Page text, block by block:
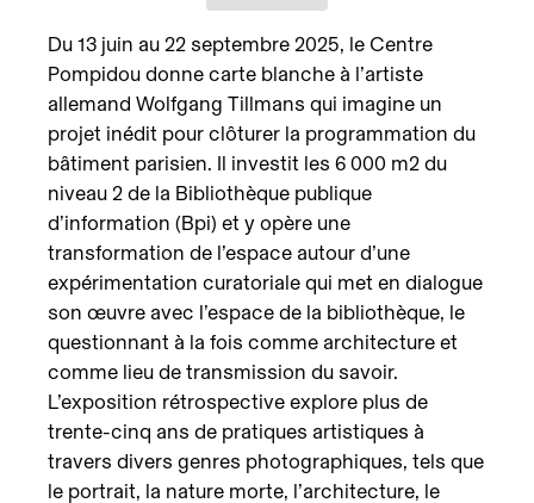
Du 13 juin au 22 septembre 2025, le Centre
Pompidou donne carte blanche à l’artiste
allemand Wolfgang Tillmans qui imagine un
projet inédit pour clôturer la programmation du
bâtiment parisien. Il investit les 6 000 m2 du
niveau 2 de la Bibliothèque publique
d’information (Bpi) et y opère une
transformation de l’espace autour d’une
expérimentation curatoriale qui met en dialogue
son œuvre avec l’espace de la bibliothèque, le
questionnant à la fois comme architecture et
comme lieu de transmission du savoir.
L’exposition rétrospective explore plus de
trente-cinq ans de pratiques artistiques à
travers divers genres photographiques, tels que
le portrait, la nature morte, l’architecture, le